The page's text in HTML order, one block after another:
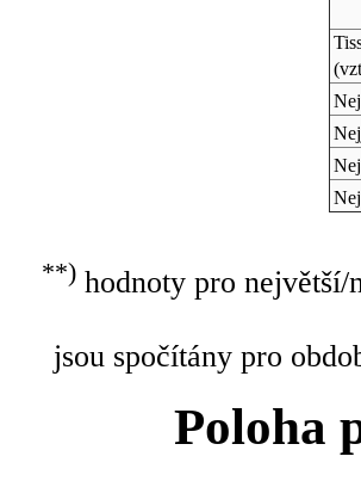
**)hodnoty pro největší/
jsou spočítány pro
Poloha